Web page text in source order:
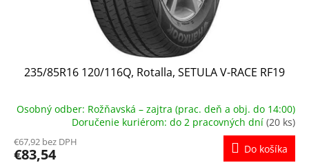
235/85R16 120/116Q, Rotalla, SETULA V-RACE RF19
Osobný odber: Rožňavská – zajtra (prac. deň a obj. do 14:00)
Doručenie kuriérom: do 2 pracovných dní (20 ks)
€67,92 bez DPH
€83,54 Do košíka